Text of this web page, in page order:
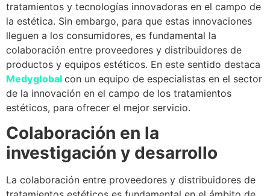
tratamientos y tecnologías innovadoras en el campo de
la estética. Sin embargo, para que estas innovaciones
lleguen a los consumidores, es fundamental la
colaboración entre proveedores y distribuidores de
productos y equipos estéticos. En este sentido destaca
Medyglobal con un equipo de especialistas en el sector
de la innovación en el campo de los tratamientos
estéticos, para ofrecer el mejor servicio.
Colaboración en la
investigación y desarrollo
La colaboración entre proveedores y distribuidores de